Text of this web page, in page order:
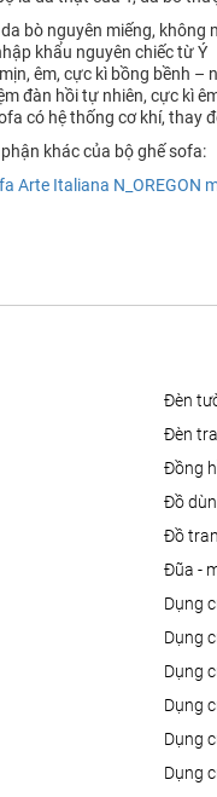
bò nguyên miếng, không
khẩu nguyên chiếc từ Ý
êm, cực kì bồng bềnh –
đàn hồi tự nhiên, cực kì
có hệ thống cơ khí, thay
khác của bộ ghế sofa:
Arte Italiana N_OREGON
đèn
đèn
đồng
đồ
đồ
đũa -
dụng
dụng
dụng
dụng
dụng
dụng